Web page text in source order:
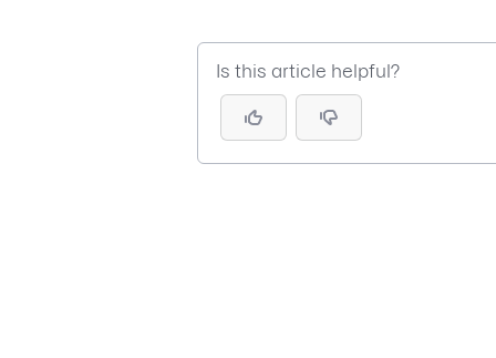
Is this article helpful?